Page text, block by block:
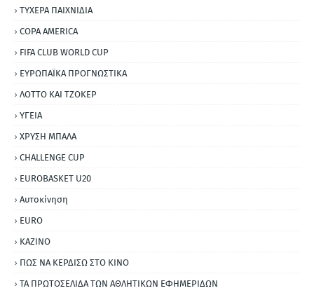
ΤΥΧΕΡΑ ΠΑΙΧΝΙΔΙΑ
COPA AMERICA
FIFA CLUB WORLD CUP
ΕΥΡΩΠΑΪΚΑ ΠΡΟΓΝΩΣΤΙΚΑ
ΛΟΤΤΟ ΚΑΙ ΤΖΟΚΕΡ
ΥΓΕΙΑ
ΧΡΥΣΗ ΜΠΑΛΑ
CHALLENGE CUP
EUROBASKET U20
Αυτοκίνηση
ΕURO
ΚΑΖΙΝΟ
ΠΩΣ ΝΑ ΚΕΡΔΙΣΩ ΣΤΟ ΚΙΝΟ
ΤΑ ΠΡΩΤΟΣΕΛΙΔΑ ΤΩΝ ΑΘΛΗΤΙΚΩΝ ΕΦΗΜΕΡΙΔΩΝ